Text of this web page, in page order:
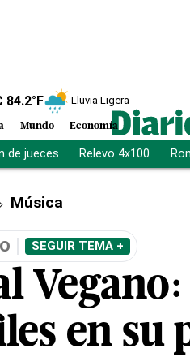
84.2°F Lluvia Ligera
Mundo Economía
de jueces Relevo 4x100
Música
SEGUIR TEMA +
en